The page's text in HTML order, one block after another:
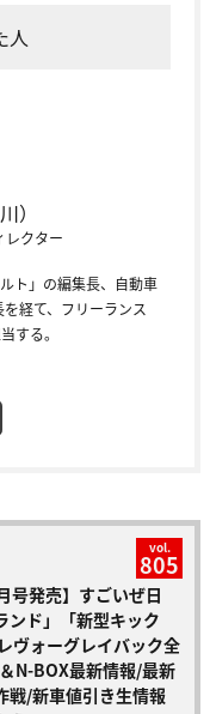
人
）
レクター
ト」の編集長、自動車
経て、フリーランス
する。
vol.
805
号発売】すごいぜ日
ンド」「新型キック
ヴォーグレイバック全
N-BOX最新情報/最新
戦/新車値引き生情報